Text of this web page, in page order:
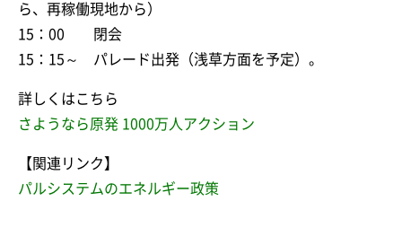
ら、再稼働現地から）
15：00 閉会
15：15～ パレード出発（浅草方面を予定）。
詳しくはこちら
さようなら原発 1000万人アクション
【関連リンク】
パルシステムのエネルギー政策